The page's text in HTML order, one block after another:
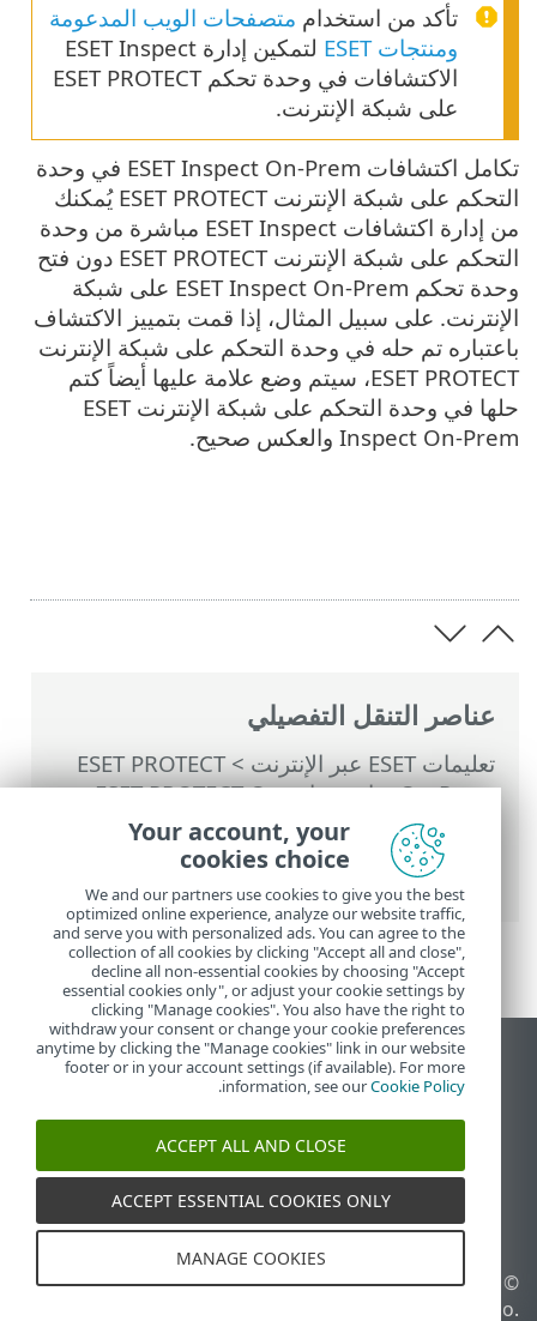
عناصر التنقل التفصيلي
تعليمات ESET عبر الإنترنت >
ESET PROTECT
On-Prem
>
استخدام ‎ESET PROTECT On-
>
القائمة الرئيسية ESET PROTECT On-
Prem
>الاكتشافات
> ESET Inspect On-
Prem
تأكد من استخدام متصفحات الويب المدعومة
ومنتجات ESET
لتمكين إدارة ESET Inspect
الاكتشافات في وحدة تحكم ESET PROTECT
على شبكة الإنترنت.
تكامل اكتشافات ESET Inspect On-Prem في وحدة
التحكم على شبكة الإنترنت ESET PROTECT يُمكنك
من إدارة اكتشافات ESET Inspect مباشرة من وحدة
التحكم على شبكة الإنترنت ESET PROTECT دون فتح
وحدة تحكم ESET Inspect On-Prem على شبكة
الإنترنت. على سبيل المثال، إذا قمت بتمييز الاكتشاف
باعتباره تم حله في وحدة التحكم على شبكة الإنترنت
ESET PROTECT، سيتم وضع علامة عليها أيضاً كتم
حلها في وحدة التحكم على شبكة الإنترنت ESET
Inspect On-Prem والعكس صحيح.
عرض موقع سطح المكتب
End of Life
قاعدة معارف ESET
ESET Status Portal
الدعم الإقليمي
© 1992 - 2026 ESET, spol. s
r.o.‎ - جميع الحقوق محفوظة.
إدارة ملفات تعريف الارتباط
Your account, your
cookies choice
We and our partners use cookies to give you the best
optimized online experience, analyze our website traffic,
and serve you with personalized ads. You can agree to the
collection of all cookies by clicking "Accept all and close",
decline all non-essential cookies by choosing "Accept
essential cookies only", or adjust your cookie settings by
clicking "Manage cookies". You also have the right to
withdraw your consent or change your cookie preferences
anytime by clicking the "Manage cookies" link in our website
footer or in your account settings (if available). For more
information, see ourCookie Policy
.
ACCEPT ALL AND CLOSE
ACCEPT ESSENTIAL COOKIES ONLY
MANAGE COOKIES